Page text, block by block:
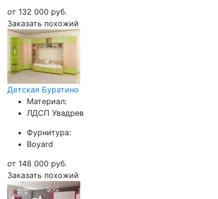
от 132 000 руб.
Заказать похожий
Детская Буратино
Материал:
ЛДСП Увадрев
Фурнитура:
Boyard
от 148 000 руб.
Заказать похожий